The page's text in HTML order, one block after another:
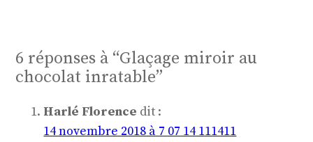
6 réponses à “Glaçage miroir au
chocolat inratable”
Harlé Florence dit :
14 novembre 2018 à 7 07 14 111411